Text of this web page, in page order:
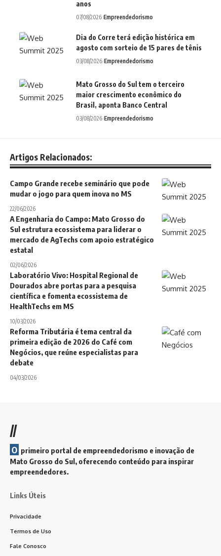
anos
07/08/2026 Empreendedorismo
Dia do Corre terá edição histórica em
agosto com sorteio de 15 pares de tênis
03/08/2026 Empreendedorismo
Mato Grosso do Sul tem o terceiro
maior crescimento econômico do
Brasil, aponta Banco Central
03/08/2026 Empreendedorismo
Artigos Relacionados:
Campo Grande recebe seminário que pode
mudar o jogo para quem inova no MS
22/06/2026
A Engenharia do Campo: Mato Grosso do
Sul estrutura ecossistema para liderar o
mercado de AgTechs com apoio estratégico
estatal
02/06/2026
Laboratório Vivo: Hospital Regional de
Dourados abre portas para a pesquisa
científica e fomenta ecossistema de
HealthTechs em MS
10/03/2026
Reforma Tributária é tema central da
primeira edição de 2026 do Café com
Negócios, que reúne especialistas para
debate
04/03/2026
//
O primeiro portal de empreendedorismo e inovação de
Mato Grosso do Sul, oferecendo conteúdo para inspirar
empreendedores.
Links Úteis
Privacidade
Termos de Uso
Fale Conosco